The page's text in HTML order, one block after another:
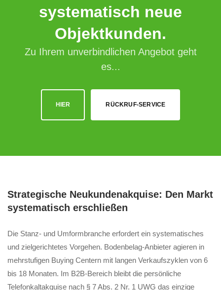
systematisch neue
Objektkunden.
Zu Ihrem unverbindlichen Angebot geht
es...
HIER RÜCKRUF-SERVICE
Strategische Neukundenakquise: Den Markt
systematisch erschließen
Die Stanz- und Umformbranche erfordert ein systematisches
und zielgerichtetes Vorgehen. Bodenbelag-Anbieter agieren in
mehrstufigen Buying Centern mit langen Verkaufszyklen von 6
bis 18 Monaten. Im B2B-Bereich bleibt die persönliche
Telefonkaltakquise nach § 7 Abs. 2 Nr. 1 UWG das einzige